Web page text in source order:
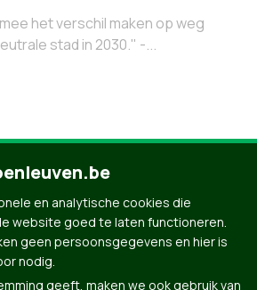
het verschil maken op weg
stad in 2030." -...
6 7
en analytische cookies die
website goed te laten functioneren.
geen persoonsgegevens en hier is
nodig.
geeft, maken we ook gebruik van